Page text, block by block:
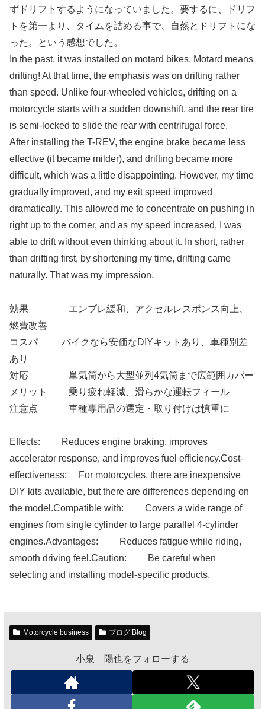
ずドリフトするようになっていました。要するに、ドリフ
トを第一より、タイムを詰める事で、自然とドリフトにな
った。という感想でした。
In the past, it was installed on motard bikes. Motard means
drifting! At that time, the emphasis was on drifting rather
than speed. Unlike four-wheeled vehicles, drifting on a
motorcycle starts with a sudden downshift, and the rear tire
is semi-locked to slide the rear with centrifugal force.
After installing the T-REV, the engine brake became less
effective (it became milder), and drifting became more
difficult, which was a little disappointing. However, my time
gradually improved, and my exit speed improved
dramatically. This allowed me to concentrate on pushing in
right up to the corner, and as my speed increased, I was
able to drift without even thinking about it. In short, rather
than drifting first, by shortening my time, drifting came
naturally. That was my impression.
効果 エンブレ緩和、アクセルレスポンス向上、
燃費改善
コスパ バイクなら安価なDIYキットあり、車種別差
あり
対応 単気筒から大型並列4気筒まで広範囲カバー
メリット 乗り疲れ軽減、滑らかな運転フィール
注意点 車種専用品の選定・取り付けは慎重に
Effects: Reduces engine braking, improves
accelerator response, and improves fuel efficiency.Cost-
effectiveness: For motorcycles, there are inexpensive
DIY kits available, but there are differences depending on
the model.Compatible with: Covers a wide range of
engines from single cylinder to large parallel 4-cylinder
engines.Advantages: Reduces fatigue while riding,
smooth driving feel.Caution: Be careful when
selecting and installing model-specific products.
Motorcycle business ブログ Blog
小泉 陽也をフォローする